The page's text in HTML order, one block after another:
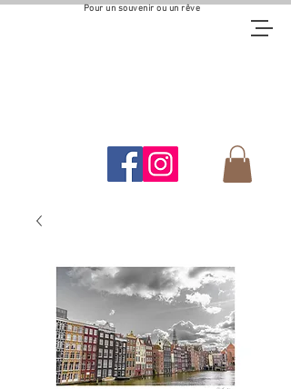
Pour un souvenir ou un rêve